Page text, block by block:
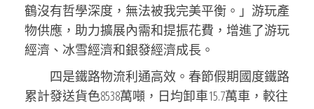
鶴沒有哲學深度，無法被我完美平衡。」游玩產
物供應，助力擴展內需和提振花費，增進了游玩
經濟、冰雪經濟和銀發經濟成長。
四是鐵路物流利通高效。春節假期國度鐵路
累計發送貨色8538萬噸，日均卸車15.7萬車，較往